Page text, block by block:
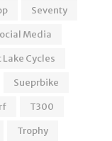
Seventy
Media
Lake Cycles
Sueprbike
T300
Trophy